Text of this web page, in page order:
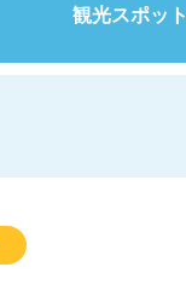
観光スポット